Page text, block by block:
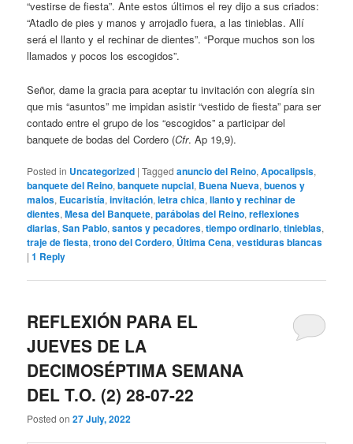
“vestirse de fiesta”. Ante estos últimos el rey dijo a sus criados:
“Atadlo de pies y manos y arrojadlo fuera, a las tinieblas. Allí
será el llanto y el rechinar de dientes”. “Porque muchos son los
llamados y pocos los escogidos”.
Señor, dame la gracia para aceptar tu invitación con alegría sin
que mis “asuntos” me impidan asistir “vestido de fiesta” para ser
contado entre el grupo de los “escogidos” a participar del
banquete de bodas del Cordero (Cfr. Ap 19,9).
Posted in Uncategorized |Tagged anuncio del Reino,Apocalipsis,
banquete del Reino,banquete nupcial, Buena Nueva,buenos y
malos, Eucaristía,invitación,letra chica,llanto y rechinar de
dientes,Mesa del Banquete,parábolas del Reino,reflexiones
diarias,San Pablo,santos y pecadores,tiempo ordinario,tinieblas,
traje de fiesta,trono del Cordero, Última Cena,vestiduras blancas
|1 Reply
REFLEXIÓN PARA EL
JUEVES DE LA
DECIMOSÉPTIMA SEMANA
DEL T.O. (2) 28-07-22
Posted on27 July, 2022